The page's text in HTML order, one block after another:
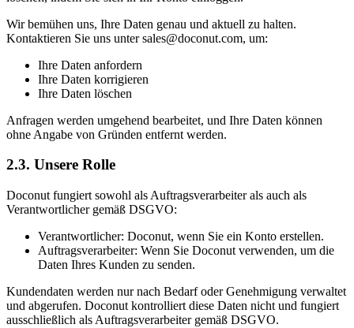
Wir bemühen uns, Ihre Daten genau und aktuell zu halten.
Kontaktieren Sie uns unter sales@doconut.com, um:
Ihre Daten anfordern
Ihre Daten korrigieren
Ihre Daten löschen
Anfragen werden umgehend bearbeitet, und Ihre Daten können
ohne Angabe von Gründen entfernt werden.
2.3. Unsere Rolle
Doconut fungiert sowohl als Auftragsverarbeiter als auch als
Verantwortlicher gemäß DSGVO:
Verantwortlicher: Doconut, wenn Sie ein Konto erstellen.
Auftragsverarbeiter: Wenn Sie Doconut verwenden, um die
Daten Ihres Kunden zu senden.
Kundendaten werden nur nach Bedarf oder Genehmigung verwaltet
und abgerufen. Doconut kontrolliert diese Daten nicht und fungiert
ausschließlich als Auftragsverarbeiter gemäß DSGVO.